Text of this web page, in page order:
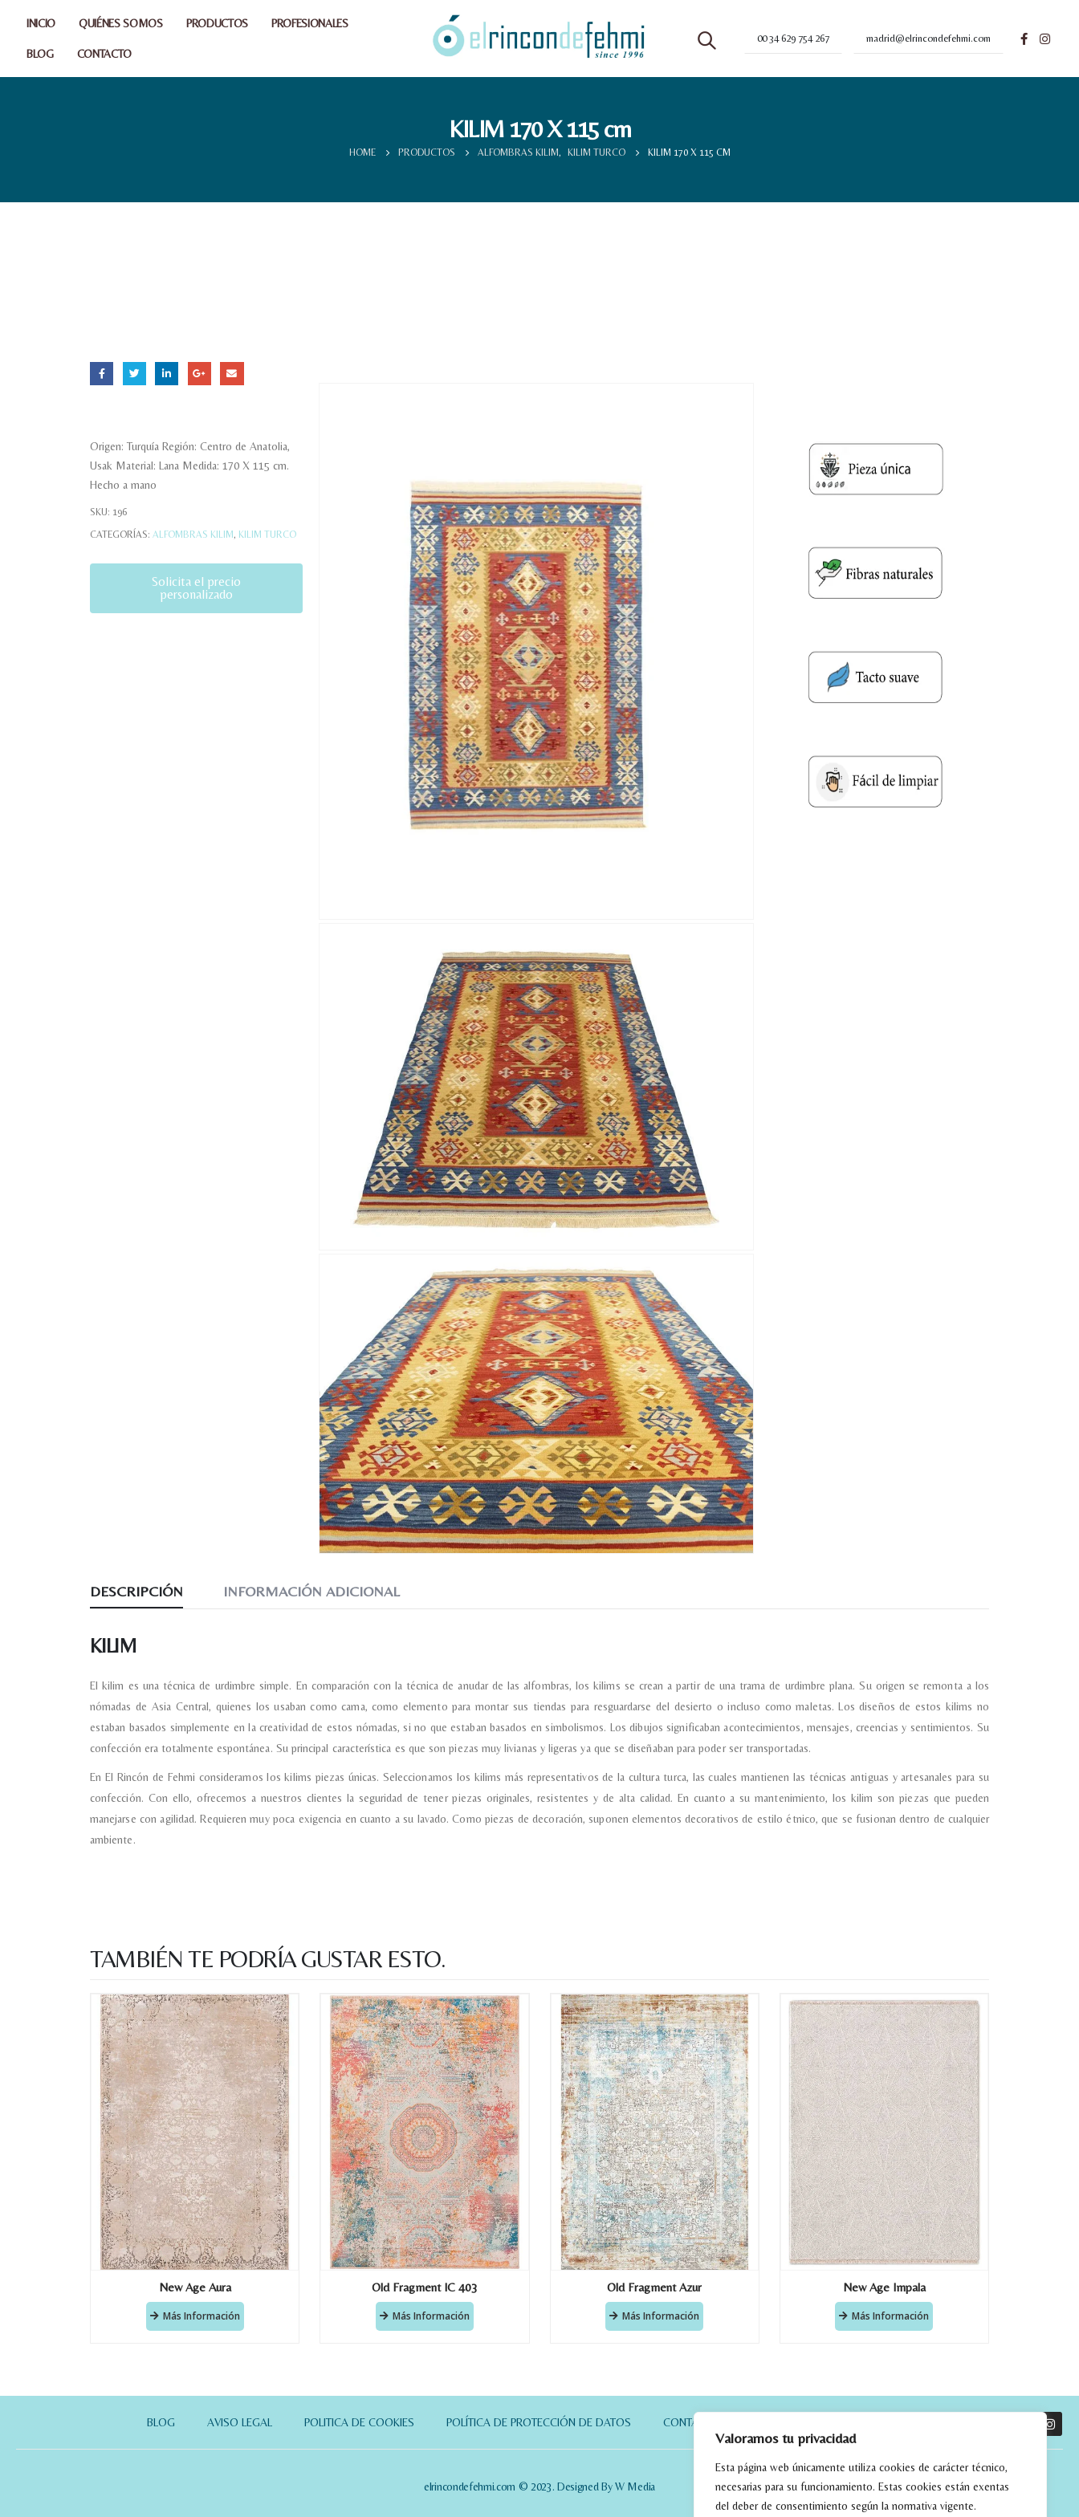
Valoramos tu privacidad
Esta página web únicamente utiliza cookies de carácter técnico,
necesarias para su funcionamiento. Estas cookies están exentas
del deber de consentimiento según la normativa vigente.
INICIO QUIÉNES SOMOS PRODUCTOS PROFESIONALES
BLOG CONTACTO
00 34 629 754 267 madrid@elrincondefehmi.com
KILIM 170 X 115 cm
HOME PRODUCTOS ALFOMBRAS KILIM, KILIM TURCO KILIM 170 X 115 CM
Origen: Turquía Región: Centro de Anatolia,
Usak Material: Lana Medida: 170 X 115 cm.
Hecho a mano
SKU: 196
CATEGORÍAS: ALFOMBRAS KILIM, KILIM TURCO
Solicita el precio
personalizado
DESCRIPCIÓN INFORMACIÓN ADICIONAL
KILIM
El kilim es una técnica de urdimbre simple. En comparación con la técnica de anudar de las alfombras, los kilims se crean a partir de una trama de urdimbre plana. Su origen se remonta a los
nómadas de Asia Central, quienes los usaban como cama, como elemento para montar sus tiendas para resguardarse del desierto o incluso como maletas. Los diseños de estos kilims no
estaban basados simplemente en la creatividad de estos nómadas, si no que estaban basados en simbolismos. Los dibujos significaban acontecimientos, mensajes, creencias y sentimientos. Su
confección era totalmente espontánea. Su principal característica es que son piezas muy livianas y ligeras ya que se diseñaban para poder ser transportadas.
En El Rincón de Fehmi consideramos los kilims piezas únicas. Seleccionamos los kilims más representativos de la cultura turca, las cuales mantienen las técnicas antiguas y artesanales para su
confección. Con ello, ofrecemos a nuestros clientes la seguridad de tener piezas originales, resistentes y de alta calidad. En cuanto a su mantenimiento, los kilim son piezas que pueden
manejarse con agilidad. Requieren muy poca exigencia en cuanto a su lavado. Como piezas de decoración, suponen elementos decorativos de estilo étnico, que se fusionan dentro de cualquier
ambiente.
TAMBIÉN TE PODRÍA GUSTAR ESTO.
New Age Aura
Más Información
Old Fragment IC 403
Más Información
Old Fragment Azur
Más Información
New Age Impala
Más Información
BLOG AVISO LEGAL POLITICA DE COOKIES POLÍTICA DE PROTECCIÓN DE DATOS CONTACTO
elrincondefehmi.com © 2023. Designed By W Media
Nombre y apellido*
Teléfono
Correo electronico
Tu mensaje.
Nombre y Referencia del producto
*
Acuerdo RGPD*
Doy mi consentimiento para que esta web almacene la información
que envío para que puedan responder a mi petición.
Recibir mi oferta